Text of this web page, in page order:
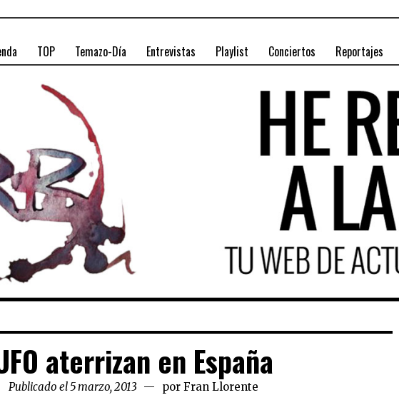
TOP Temazo-Día Entrevistas Playlist Conciertos Reportajes
aterrizan en España
Publicado el 5 marzo, 2013 porFran Llorente